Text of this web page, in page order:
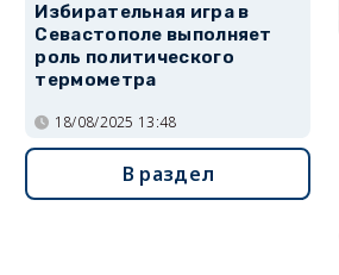
Избирательная игра в
Севастополе выполняет
роль политического
термометра
18/08/2025 13:48
В раздел